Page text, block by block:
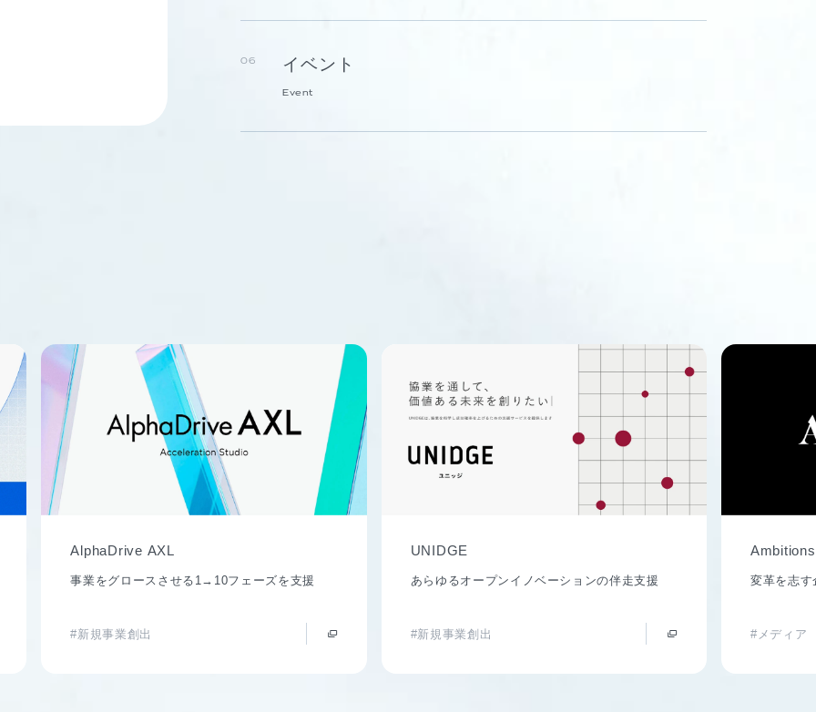
06 イベント
Event
AlphaDrive AXL
事業をグロースさせる1→10フェーズを支援
#新規事業創出
UNIDGE
あらゆるオープンイノベーションの伴走支援
#新規事業創出
Ambitions
変革を志す
#メディア